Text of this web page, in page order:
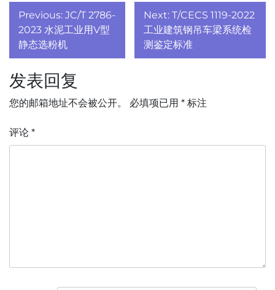
文
章
导
航
Previous: JC/T 2786-
2023 水泥工业用V型
静态选粉机
Next: T/CECS 1119-2022
工业建筑钢吊车梁系统检
测鉴定标准
发表回复
您的邮箱地址不会被公开。 必填项已用 * 标注
评论 *